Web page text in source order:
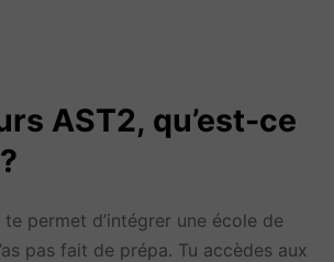
AST2, qu’est-ce
permet d’intégrer une école de
pas fait de prépa. Tu accèdes aux